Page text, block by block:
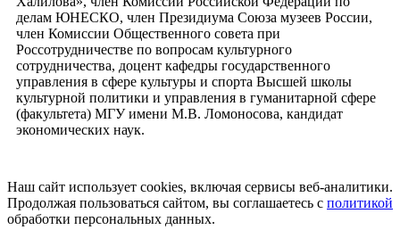
делам ЮНЕСКО, член Президиума Союза музеев России,
член Комиссии Общественного совета при
Россотрудничестве по вопросам культурного
сотрудничества, доцент кафедры государственного
управления в сфере культуры и спорта Высшей школы
культурной политики и управления в гуманитарной сфере
(факультета) МГУ имени М.В. Ломоносова, кандидат
экономических наук.
Наш сайт использует cookies, включая сервисы веб-аналитики.
Продолжая пользоваться сайтом, вы соглашаетесь с политикой
обработки персональных данных.